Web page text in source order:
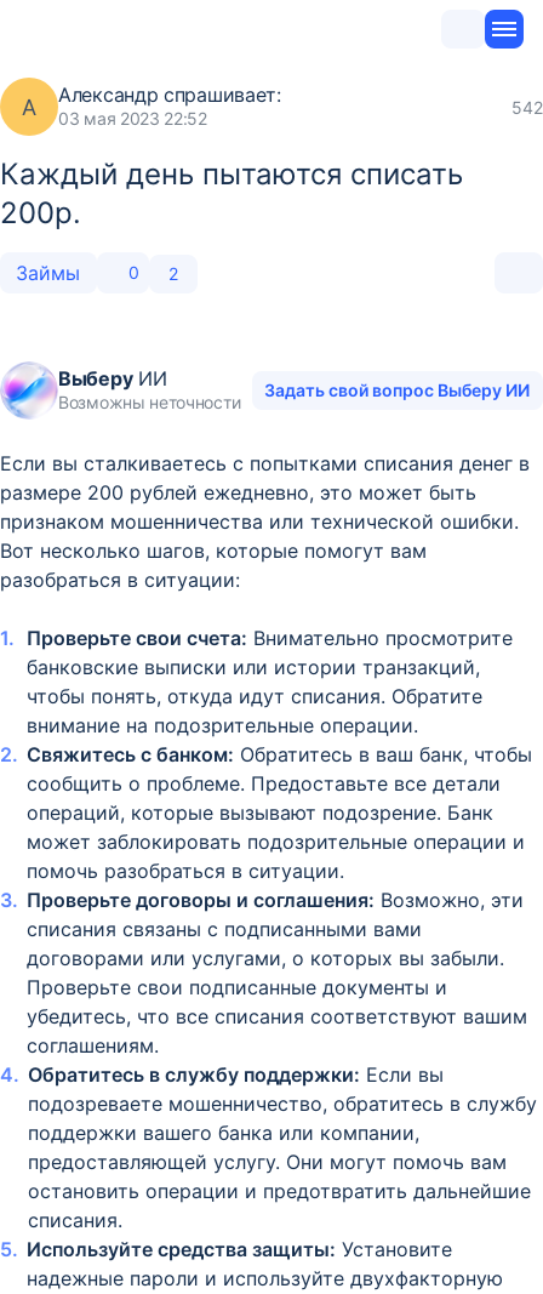
А Александр спрашивает:
03 мая 2023 22:52
542
Каждый день пытаются списать
200р.
Займы 0 2
ВыберуИИ
Возможны неточности
Задать свой вопрос Выберу ИИ
Если вы сталкиваетесь с попытками списания денег в
размере 200 рублей ежедневно, это может быть
признаком мошенничества или технической ошибки.
Вот несколько шагов, которые помогут вам
разобраться в ситуации:
Проверьте свои счета: Внимательно просмотрите
банковские выписки или истории транзакций,
чтобы понять, откуда идут списания. Обратите
внимание на подозрительные операции.
Свяжитесь с банком: Обратитесь в ваш банк, чтобы
сообщить о проблеме. Предоставьте все детали
операций, которые вызывают подозрение. Банк
может заблокировать подозрительные операции и
помочь разобраться в ситуации.
Проверьте договоры и соглашения: Возможно, эти
списания связаны с подписанными вами
договорами или услугами, о которых вы забыли.
Проверьте свои подписанные документы и
убедитесь, что все списания соответствуют вашим
соглашениям.
Обратитесь в службу поддержки: Если вы
подозреваете мошенничество, обратитесь в службу
поддержки вашего банка или компании,
предоставляющей услугу. Они могут помочь вам
остановить операции и предотвратить дальнейшие
списания.
Используйте средства защиты: Установите
надежные пароли и используйте двухфакторную